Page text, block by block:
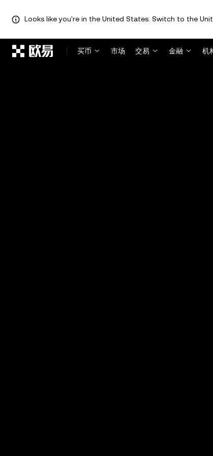
Looks like you're in the United States. Switch to the
买币
市场 交易 金融 机